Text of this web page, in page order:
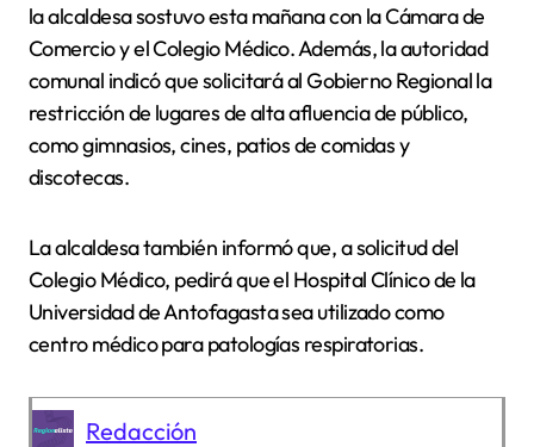
la alcaldesa sostuvo esta mañana con la Cámara de
Comercio y el Colegio Médico. Además, la autoridad
comunal indicó que solicitará al Gobierno Regional la
restricción de lugares de alta afluencia de público,
como gimnasios, cines, patios de comidas y
discotecas.
La alcaldesa también informó que, a solicitud del
Colegio Médico, pedirá que el Hospital Clínico de la
Universidad de Antofagasta sea utilizado como
centro médico para patologías respiratorias.
Redacción